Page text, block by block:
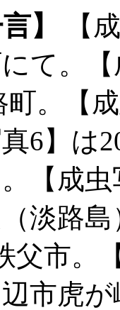
】
【
て。
町。【
6】は
【成
淡路
父市。
市虎